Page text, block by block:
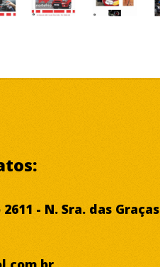
- N. Sra. das Graças